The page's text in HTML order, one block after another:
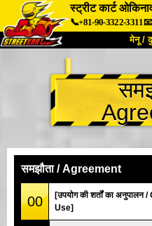
स्ट्रीट कार्ट
📞+81-90-3322-3311📧
मेनू /
हमारे बारे में
पहुंच
टोक्यो शिनागावा #1
टोक्यो अकीहबारा#2
समझौता / Agreement
00
[उपयोग की शर्तों का
Use]